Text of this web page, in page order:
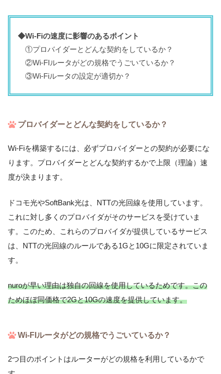
◆Wi-Fiの速度に影響のあるポイント
①プロバイダーとどんな契約をしているか？
②Wi-FIルータがどの規格でうごいているか？
③Wi-Fiルータの設定が適切か？
プロバイダーとどんな契約をしているか？
Wi-Fiを構築するには、必ずプロバイダーとの契約が必要にな
ります。プロバイダーとどんな契約するかで上限（理論）速
度が決まります。
ドコモ光やSoftBank光は、NTTの光回線を使用しています。
これに対し多くのプロバイダがそのサービスを受けていま
す。このため、これらのプロバイダが提供しているサービス
は、NTTの光回線のルールである1Gと10Gに限定されていま
す。
nuroが早い理由は独自の回線を使用しているためです。この
ためほぼ同価格で2Gと10Gの速度を提供しています。
Wi-FIルータがどの規格でうごいているか？
2つ目のポイントはルーターがどの規格を利用しているかで